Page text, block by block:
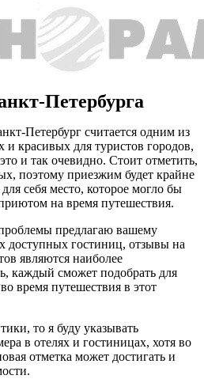
Петербурга
Петербург считается одним из
и красивых для туристов городов,
и так очевидно. Стоит отметить,
поэтому приезжим будет крайне
себя место, которое могло бы
на время путешествия.
предлагаю вашему
гостиниц, отзывы на
являются наиболее
каждый сможет подобрать для
время путешествия в этот
то я буду указывать
в отелях и гостиницах, хотя во
отметка может достигать и